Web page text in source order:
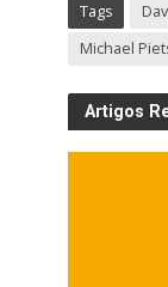
Tags
Michael
Artigos